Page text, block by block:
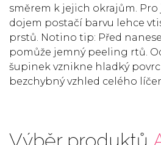
směrem k jejich okrajům.
dojem postačí barvu lehce
prstů. Notino tip: Před
pomůže jemný peeling rtů.
šupinek vznikne hladký
bezchybný vzhled celého
Výběr produktů